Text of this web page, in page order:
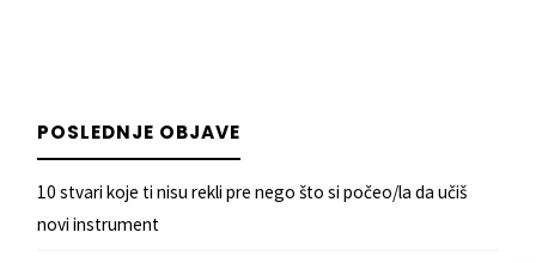
POSLEDNJE OBJAVE
10 stvari koje ti nisu rekli pre nego što si počeo/la da učiš
novi instrument